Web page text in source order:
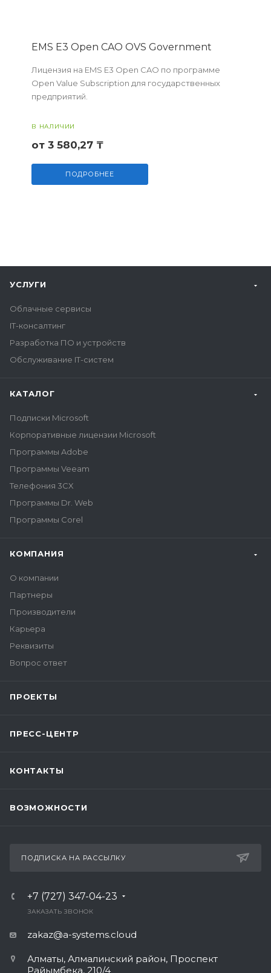
EMS E3 Open CAO OVS Government
Лицензия на EMS E3 Open CAO по программе
Open Value Subscription для государственных
предприятий.
В НАЛИЧИИ
от 3 580,27 ₸
ПОДРОБНЕЕ
УСЛУГИ
Облачные сервисы
IT-консалтинг
Разработка ПО и устройств
Обслуживание IT-систем
КАТАЛОГ
Подписки Microsoft
Корпоративные лицензии Microsoft
Программы Adobe
Программы Veeam
Телефония 3CX
Программы Dr. Web
Программы Corel
КОМПАНИЯ
О компании
Партнеры
Производители
Карьера
Реквизиты
Вопрос ответ
ПРОЕКТЫ
ПРЕСС-ЦЕНТР
КОНТАКТЫ
ВОЗМОЖНОСТИ
ПОДПИСКА НА РАССЫЛКУ
+7 (727) 347-04-23
ЗАКАЗАТЬ ЗВОНОК
zakaz@a-systems.cloud
Алматы, ​Алмалинский район, Проспект
Райымбека, 210/4